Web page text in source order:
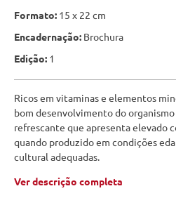
Formato: 15 x 22 cm
Encadernação: Brochura
Edição: 1
Ricos em vitaminas e elementos
bom desenvolvimento do
refrescante que apresenta elevado
quando produzido em condições
cultural adequadas.
Ver descrição completa